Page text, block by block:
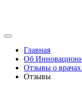
Главная
Об
Отзывы о
Отзывы